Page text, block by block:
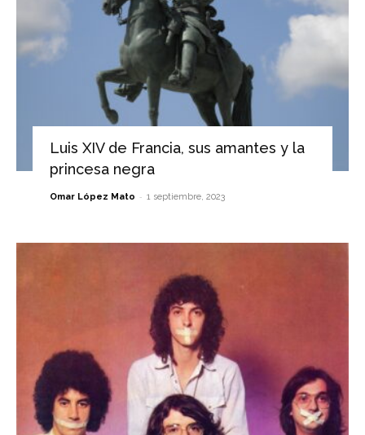
Luis XIV de Francia, sus amantes y la
princesa negra
Omar López Mato - 1 septiembre, 2023